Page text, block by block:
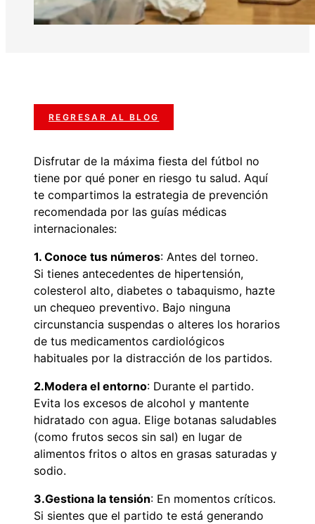
REGRESAR AL BLOG
Disfrutar de la máxima fiesta del fútbol no
tiene por qué poner en riesgo tu salud. Aquí
te compartimos la estrategia de prevención
recomendada por las guías médicas
internacionales:
1. Conoce tus números: Antes del torneo.
Si tienes antecedentes de hipertensión,
colesterol alto, diabetes o tabaquismo, hazte
un chequeo preventivo. Bajo ninguna
circunstancia suspendas o alteres los horarios
de tus medicamentos cardiológicos
habituales por la distracción de los partidos.
2.Modera el entorno: Durante el partido.
Evita los excesos de alcohol y mantente
hidratado con agua. Elige botanas saludables
(como frutos secos sin sal) en lugar de
alimentos fritos o altos en grasas saturadas y
sodio.
3.Gestiona la tensión: En momentos críticos.
Si sientes que el partido te está generando